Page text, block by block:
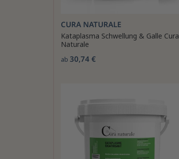
CURA NATURALE
Kataplasma Schwellung & Galle Cura
Naturale
ab 30,74 €